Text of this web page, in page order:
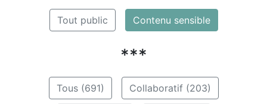
Tout public Contenu sensible
***
Tous (691) Collaboratif (203)